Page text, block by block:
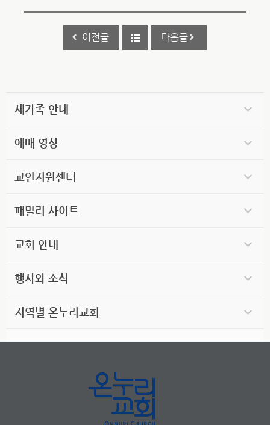
이전글 다음글
새가족 안내
예배 영상
교인지원센터
패밀리 사이트
교회 안내
행사와 소식
지역별 온누리교회